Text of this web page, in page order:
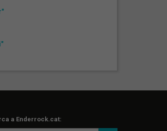
a Enderrock.cat: